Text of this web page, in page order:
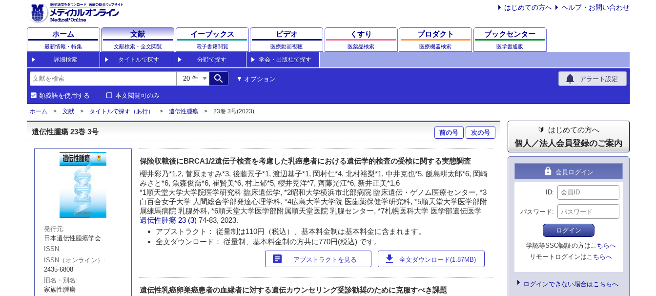
はじめての方へ ヘルプ・お問い合わせ
ホーム
最新情報・特集
文献
文献検索・全文閲覧
イーブックス
電子書籍閲覧
ビデオ
医療動画視聴
くすり
医薬品検索
プロダクト
医療機器検索
ブックセンター
医学書通販
詳細検索 タイトルで探す 分野で探す 学会・出版社で探す
search オプション notifications アラート設定
類義語を使用する 本文閲覧可のみ
ホーム 文献 タイトルで探す（あ行） 遺伝性腫瘍 23巻 3号(2023)
遺伝性腫瘍 23巻 3号 前の号 次の号
発行元
日本遺伝性腫瘍学会
ISSN
ISSN（オンライン）
2435-6808
旧名・別名
家族性腫瘍
保険収載後にBRCA1/2遺伝子検査を考慮した乳癌患者における遺伝学的検査の受検に関する実態調査
櫻井彩乃*1,2, 菅原ますみ*3, 後藤景子*1, 渡辺基子*1, 岡村仁*4, 北村裕梨*1, 中井克也*5, 飯島耕太郎*6, 岡崎
みさと*6, 魚森俊喬*6, 崔賢美*6, 村上郁*5, 櫻井晃洋*7, 齊藤光江*6, 新井正美*1,6
*1順天堂大学大学院医学研究科 臨床遺伝学, *2昭和大学横浜市北部病院 臨床遺伝・ゲノム医療センター, *3
白百合女子大学 人間総合学部発達心理学科, *4広島大学大学院 医歯薬保健学研究科, *5順天堂大学医学部附
属練馬病院 乳腺外科, *6順天堂大学医学部附属順天堂医院 乳腺センター, *7札幌医科大学 医学部遺伝医学
遺伝性腫瘍 23 (3)74-83, 2023.
アブストラクト： 従量制は110円（税込）、基本料金制は基本料金に含まれます。
全文ダウンロード： 従量制、基本料金制の方共に770円(税込) です。
article アブストラクトを見る download 全文ダウンロード(1.87MB)
遺伝性乳癌卵巣癌患者の血縁者に対する遺伝カウンセリング受診勧奨のために克服すべき課題
はじめての方へ
個人／法人会員登録のご案内
lock 会員ログイン
ID
パスワード
ログイン
学認等SSO認証の方はこちらへ
リモートログインはこちらへ
ログインできない場合はこちらへ